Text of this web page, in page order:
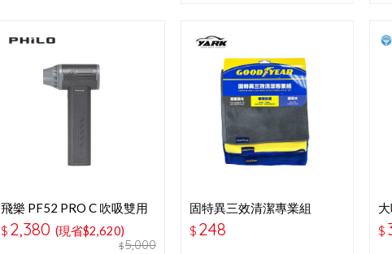
飛樂 PF52 PRO C 吹吸雙用
無刷暴力風槍
$ 2,380 (現省$2,620)
$5,000
固特異三效清潔專業組
$ 248
(
$